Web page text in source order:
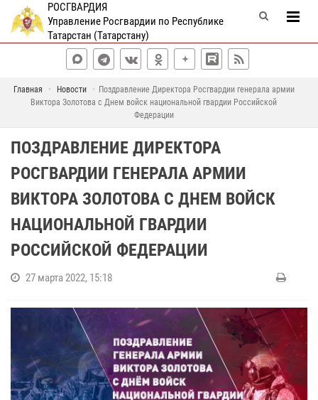
РОСГВАРДИЯ
Управление Росгвардии по Республике
Татарстан (Татарстану)
Главная Новости
Поздравление Директора Росгвардии генерала армии
Виктора Золотова с Днем войск национальной гвардии Российской
Федерации
ПОЗДРАВЛЕНИЕ ДИРЕКТОРА
РОСГВАРДИИ ГЕНЕРАЛА АРМИИ
ВИКТОРА ЗОЛОТОВА С ДНЕМ ВОЙСК
НАЦИОНАЛЬНОЙ ГВАРДИИ
РОССИЙСКОЙ ФЕДЕРАЦИИ
27 марта 2022, 15:18